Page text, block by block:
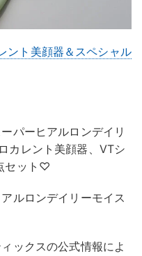
ント美顔器＆スペシャル
パーヒアルロンデイリ
カレント美顔器、VTシ
セット♡
ルロンデイリーモイス
ックスの公式情報によ